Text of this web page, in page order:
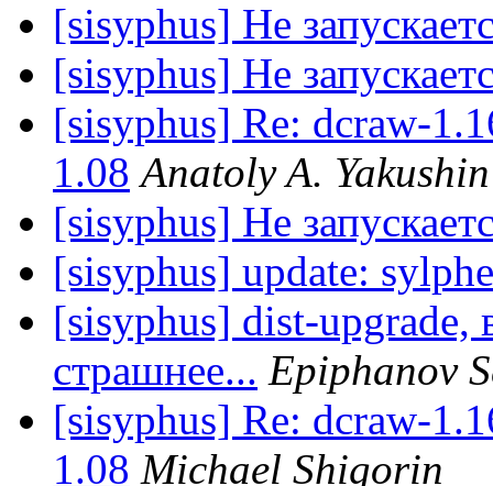
[sisyphus] Не
[sisyphus] Не
[sisyphus] Re: dcraw-
1.08 Anatoly A. Yakushin
[sisyphus] Не
[sisyphus] update:
[sisyphus] dist-upgrade,
страшнее... Epiphanov
[sisyphus] Re: dcraw-
1.08 Michael Shigorin